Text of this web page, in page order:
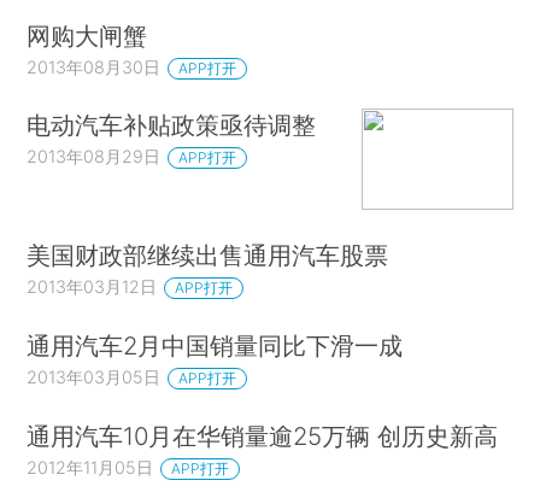
网购大闸蟹
2013年08月30日 APP打开
电动汽车补贴政策亟待调整
2013年08月29日 APP打开
美国财政部继续出售通用汽车股票
2013年03月12日 APP打开
通用汽车2月中国销量同比下滑一成
2013年03月05日 APP打开
通用汽车10月在华销量逾25万辆 创历史新高
2012年11月05日 APP打开